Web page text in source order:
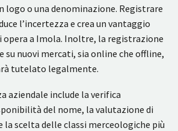
logo o una denominazione. Registrare
l’incertezza e crea un vantaggio
a Imola. Inoltre, la registrazione
su nuovi mercati, sia online che offline,
tutelato legalmente.
aziendale include la verifica
del nome, la valutazione di
scelta delle classi merceologiche più